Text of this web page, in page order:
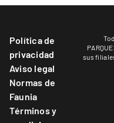
Política de
privacidad
Aviso legal
Normas de
Faunia
Términos y
sus